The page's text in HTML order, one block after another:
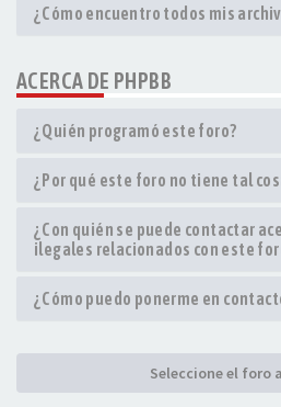
¿Cómo encuentro todos mis
ACERCA DE PHPBB
¿Quién programó este foro?
¿Por qué este foro no tiene tal
¿Con quién se puede contactar
ilegales relacionados con este
¿Cómo puedo ponerme en
Seleccione el foro